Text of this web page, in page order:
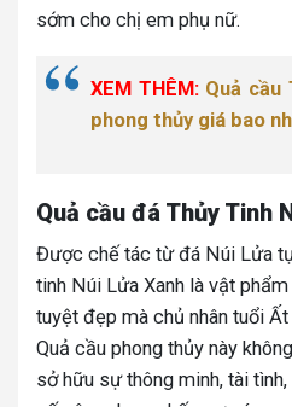
sớm cho chị em phụ nữ.
XEM THÊM:Quả cầu
phong thủy giá bao
Quả cầu đá Thủy Tinh
Được chế tác từ đá Núi Lửa
tinh Núi Lửa Xanh là vật
tuyệt đẹp mà chủ nhân tuổi
Quả cầu phong thủy này
sở hữu sự thông minh, tài